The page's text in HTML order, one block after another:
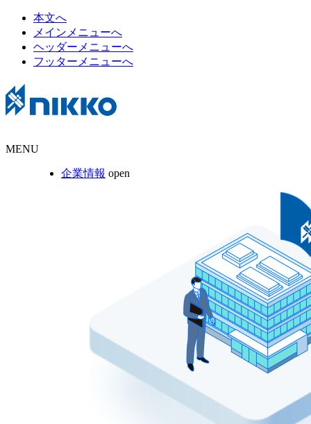
本文へ
メインメニューへ
ヘッダーメニューへ
フッターメニューへ
MENU
企業情報 open